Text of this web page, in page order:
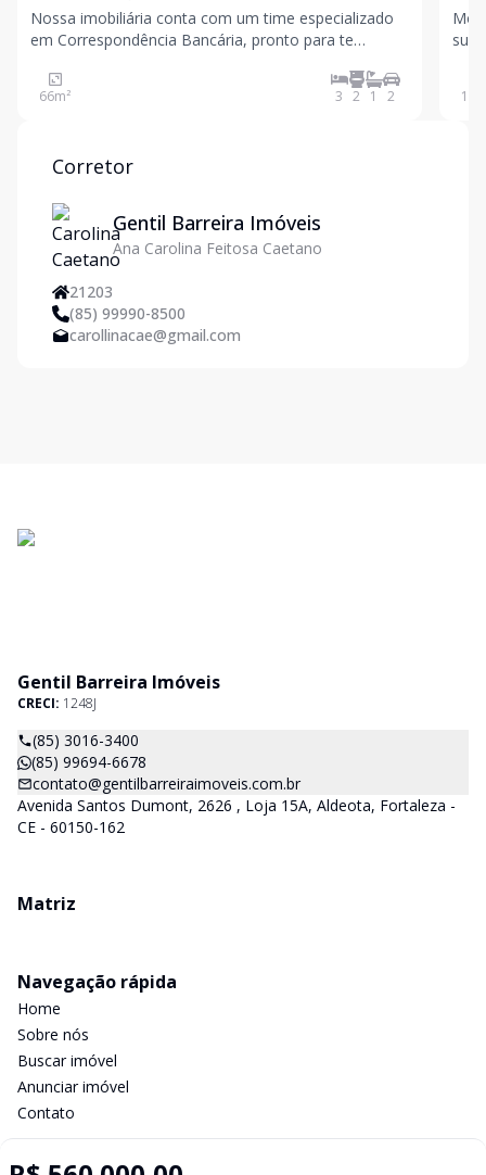
Nossa imobiliária conta com um time especializado
em Correspondência Bancária, pronto para te
de financiar seu imóvel. Com expertise e total
segurança, tornamos o processo mais fácil, ágil e
66m² 3 2 1 2 134
Corretor
Gentil Barreira Imóveis
Ana Carolina Feitosa Caetano
21203
(85) 99990-8500
carollinacae@gmail.com
Gentil Barreira Imóveis
CRECI: 1248J
(85) 3016-3400
(85) 99694-6678
contato@gentilbarreiraimoveis.com.br
Avenida Santos Dumont, 2626 , Loja 15A, Aldeota, Fortaleza -
CE - 60150-162
Matriz
Navegação rápida
Home
Sobre nós
Buscar imóvel
Anunciar imóvel
Contato